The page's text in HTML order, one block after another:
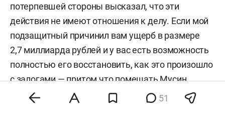
потерпевшей стороны высказал, что эти
действия не имеют отношения к делу. Если мой
подзащитный причинил вам ущерб в размере
2,7 миллиарда рублей и у вас есть возможность
полностью его восстановить, как это произошло
с залогами — притом что помешать Мусин
никоим образом не может, — почему51